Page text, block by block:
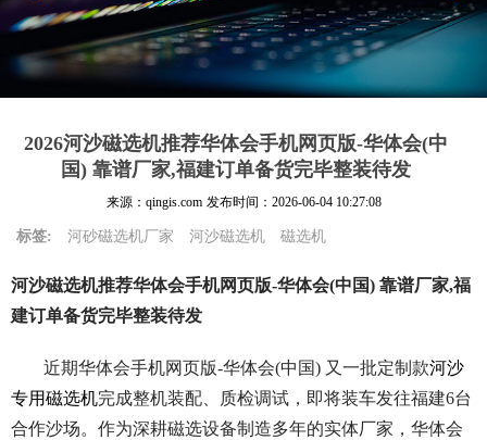
2026河沙磁选机推荐华体会手机网页版-华体会(中
国) 靠谱厂家,福建订单备货完毕整装待发
来源：qingis.com 发布时间： 2026-06-04 10:27:08
标签: 河砂磁选机厂家 河沙磁选机 磁选机
河沙磁选机推荐华体会手机网页版-华体会(中国) 靠谱厂家,福
建订单备货完毕整装待发
近期华体会手机网页版-华体会(中国) 又一批定制款河沙
专用磁选机完成整机装配、质检调试，即将装车发往福建6台
合作沙场。作为深耕磁选设备制造多年的实体厂家，华体会